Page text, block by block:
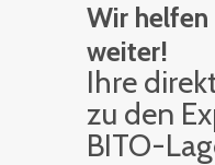
Wir helfen
weiter!
Ihre
zu den
BITO-